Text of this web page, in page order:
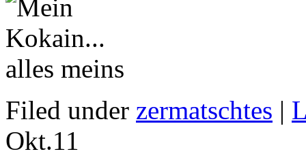
Filed under zermatschtes |
Okt.11